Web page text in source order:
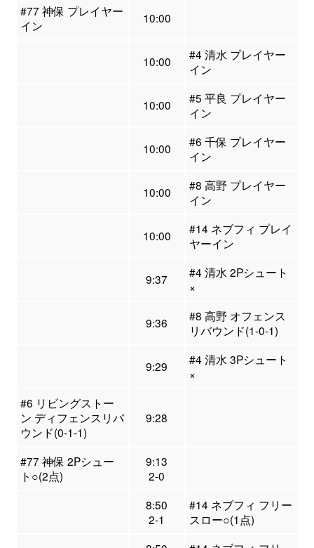
#77 神保 プレイヤー
イン
10:00
10:00
#4 清水 プレイヤー
イン
10:00
#5 平良 プレイヤー
イン
10:00
#6 千保 プレイヤー
イン
10:00
#8 高野 プレイヤー
イン
10:00
#14 ネブフィ プレイ
ヤーイン
9:37
#4 清水 2Pシュート
×
9:36
#8 高野 オフェンス
リバウンド(1-0-1)
9:29
#4 清水 3Pシュート
×
#6 リビングストー
ン ディフェンスリバ
ウンド(0-1-1)
9:28
#77 神保 2Pシュー
ト○(2点)
9:13
2-0
8:50
2-1
#14 ネブフィ フリー
スロー○(1点)